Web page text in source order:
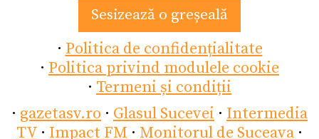
Sesizează o greșeală
· Politica de confidențialitate
· Politica privind modulele cookie
· Termeni și condiții
· gazetasv.ro · Glasul Sucevei · Intermedia
TV · Impact FM · Monitorul de Suceava ·